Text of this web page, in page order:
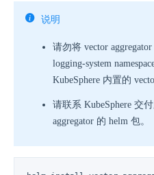
说明
请勿将 vector
logging-system
KubeSphere 内置的
请联系 KubeSphere 交
aggregator 的 helm 包。